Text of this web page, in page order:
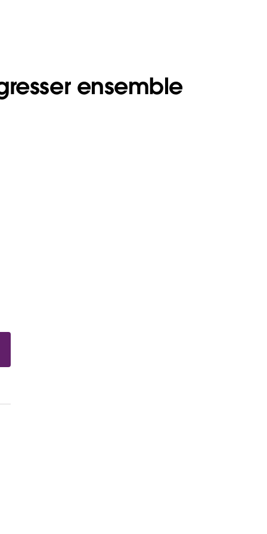
ensemble